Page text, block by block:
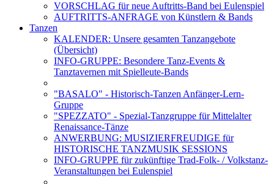
VORSCHLAG für neue Auftritts-Band bei Eulenspiel
AUFTRITTS-ANFRAGE von Künstlern & Bands
Tanzen
KALENDER: Unsere gesamten Tanzangebote
(Übersicht)
INFO-GRUPPE: Besondere Tanz-Events &
Tanztavernen mit Spielleute-Bands
"BASALO" - Historisch-Tanzen Anfänger-Lern-
Gruppe
"SPEZZATO" - Spezial-Tanzgruppe für Mittelalter
Renaissance-Tänze
ANWERBUNG: MUSIZIERFREUDIGE für
HISTORISCHE TANZMUSIK SESSIONS
INFO-GRUPPE für zukünftige Trad-Folk- / Volkstanz-
Veranstaltungen bei Eulenspiel